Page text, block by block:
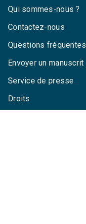
Qui sommes-nous ?
Contactez-nous
Questions fréquentes
Envoyer un manuscrit
Service de presse
Droits